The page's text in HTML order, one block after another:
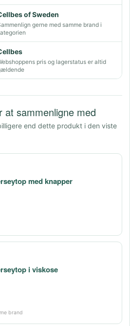
of Sweden
gerne med samme brand i
pris og lagerstatus er altid
at sammenligne med
end dette produkt i den viste
med knapper
i viskose
brand